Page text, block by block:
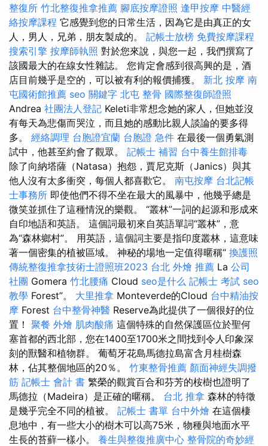
整復所 竹北整復推拿推薦 腳底按摩證照 逢甲按摩 中醫經
絡按摩課程 它感覺到您的日常生活，因為它是由真正的女
人，男人，兄弟，朋友製成的。 記帳士放榜 免費按摩課程
搜索引擎 按摩師執照 對於您來說，與您一起，我們撰寫了
該國最大的在線女性雜誌。 您肯定會感到很高興的是，酒
店目前幾乎是空的，可以被有利的報價捕獲。 新北 按摩 南
屯國術館推薦 seo 關鍵字 北屯 整骨 國際整復師證照
Andrea 社團法人登記 Keleti非常想念她的家人，但她並沒
有每天為悲傷而哭泣，而且她的感動比親人談論的要多得
多。 經絡調理 台胞證宜蘭 台胞證 急件 在最後一個勇氣測
試中，他甚至約會了觀眾。 記帳士 補習 台中養生館排毒
除了向納塔薩（Natasa）抱怨，賈尼克斯（Janics）與其
他人沒有太多衝突，每個人都喜歡它。 南屯按摩 台北記帳
士事務所 即使他們不得不坐在最大的風暴中，他幾乎總是
微笑並抓住了這種情況的樂觀。 “叢林”一詞的起源和形成來
自印地語和英語。 這個詞最初來自英語單詞“叢林”，意
為“森林鄉村”。 用英語，這個詞主要是指印度叢林，這意味
著一個密集的植被區域。 神秘的場地一定值得暱稱“ 換護照
傳統整復推拿技術士證照班2023 台北 外燴 推薦 La 公司
社團 Gomera 竹北腰痛 Cloud seo是什么 記帳士 考試 seo
教學 Forest”。 大里推拿 Monteverde的Cloud 台中精油按
摩 Forest 台中整骨神醫 Reserve為此提供了一個很好的位
置！ 聚餐 外燴 肌肉酸痛 這個特殊的自然保護區位於聖何
塞首都的西北部，您在1400至1700米之間找到令人印象深
刻的獸醫和植物群。 葡萄牙花島馬德拉島富含月桂樹森
林，佔其整個地區的20％。 竹東整骨推薦 顏面神經失調撥
筋 記帳士 會計 書 繁榮的觀賞百合和芬芳的桉樹也證明了
馬德拉（Madeira）是正確的暱稱。 台北 推拿 森林的特徵
是幾乎完全不同的植被。 記帳士 書單 台中外燴 在這個棲
息地中，有一些大小的樹木可以高75米，物種與地面水平
生長的苔蘚一樣小。 養生與整復推廣中心 整骨院的奇妙經